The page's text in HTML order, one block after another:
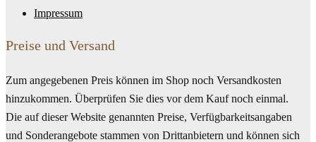
Impressum
Preise und Versand
Zum angegebenen Preis können im Shop noch Versandkosten
hinzukommen. Überprüfen Sie dies vor dem Kauf noch einmal.
Die auf dieser Website genannten Preise, Verfügbarkeitsangaben
und Sonderangebote stammen von Drittanbietern und können sich